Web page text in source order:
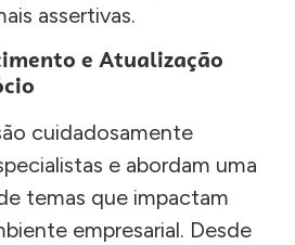
assertivas.
e Atualização
cuidadosamente
e abordam uma
temas que impactam
empresarial. Desde